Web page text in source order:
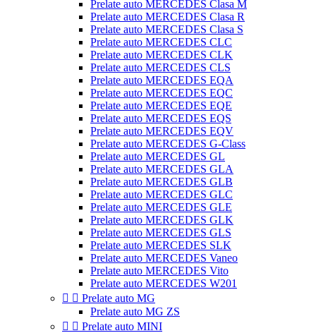
Prelate auto MERCEDES Clasa M
Prelate auto MERCEDES Clasa R
Prelate auto MERCEDES Clasa S
Prelate auto MERCEDES CLC
Prelate auto MERCEDES CLK
Prelate auto MERCEDES CLS
Prelate auto MERCEDES EQA
Prelate auto MERCEDES EQC
Prelate auto MERCEDES EQE
Prelate auto MERCEDES EQS
Prelate auto MERCEDES EQV
Prelate auto MERCEDES G-Class
Prelate auto MERCEDES GL
Prelate auto MERCEDES GLA
Prelate auto MERCEDES GLB
Prelate auto MERCEDES GLC
Prelate auto MERCEDES GLE
Prelate auto MERCEDES GLK
Prelate auto MERCEDES GLS
Prelate auto MERCEDES SLK
Prelate auto MERCEDES Vaneo
Prelate auto MERCEDES Vito
Prelate auto MERCEDES W201
  Prelate auto MG
Prelate auto MG ZS
  Prelate auto MINI